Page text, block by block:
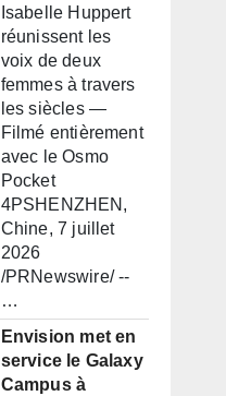
Isabelle Huppert
réunissent les
voix de deux
femmes à travers
les siècles —
Filmé entièrement
avec le Osmo
Pocket
4PSHENZHEN,
Chine, 7 juillet
2026
/PRNewswire/ --
…
Envision met en
service le Galaxy
Campus à